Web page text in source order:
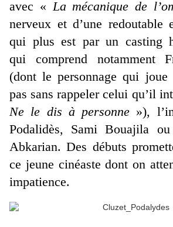
avec «La mécanique de
nerveux et d’une redoutable
qui plus est par un casting
qui comprend notamment
(dont le personnage qui joue
pas sans rappeler celui qu’il
Ne le dis à personne »),
Podalidès, Sami Bouajila
Abkarian. Des débuts
ce jeune cinéaste dont on
impatience.